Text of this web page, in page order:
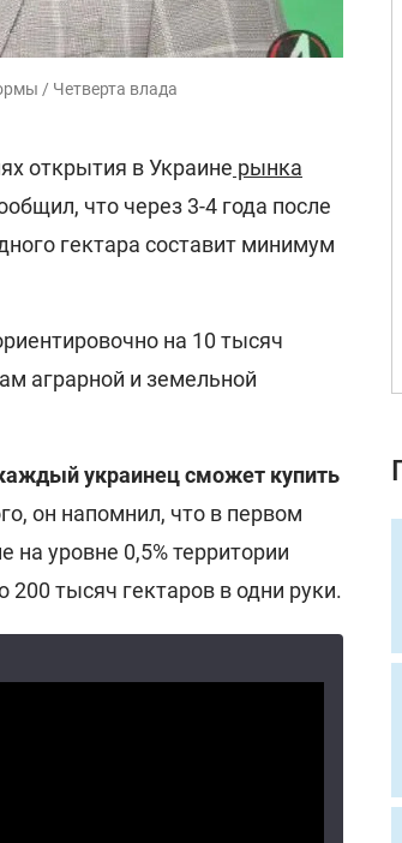
/ Четверта влада
открытия в Украине рынка
что через 3-4 года после
гектара составит минимум
на 10 тысяч
аграрной и земельной
украинец сможет купить
он напомнил, что в первом
на уровне 0,5% территории
200 тысяч гектаров в одни руки.